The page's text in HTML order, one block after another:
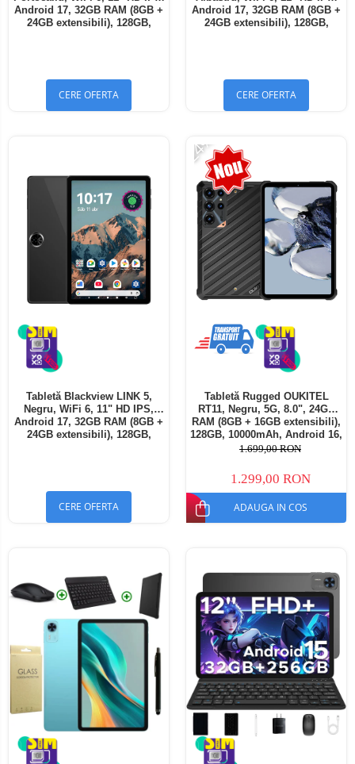
Android 17, 32GB RAM (8GB +
24GB extensibili), 128GB,
CERE OFERTA
Android 17, 32GB RAM (8GB +
24GB extensibili), 128GB,
CERE OFERTA
Tabletă Blackview LINK 5,
Negru, WiFi 6, 11" HD IPS,
Android 17, 32GB RAM (8GB +
24GB extensibili), 128GB,
CERE OFERTA
-24%
Tabletă Rugged OUKITEL
RT11, Negru, 5G, 8.0", 24GB
RAM (8GB + 16GB extensibili),
128GB, 10000mAh, Android 16,
Cameră 16MP AI, Dock
1.699,00 RON
1.299,00 RON
ADAUGA IN COS